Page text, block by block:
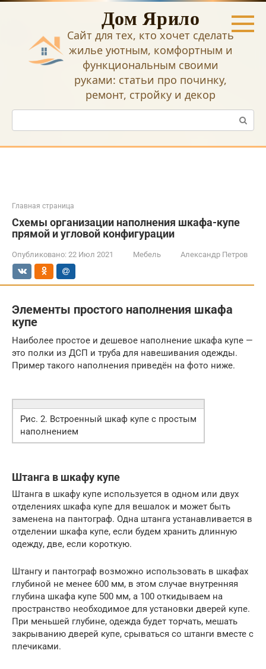
Перейти
Дом Ярило
Сайт для тех, кто хочет сделать
жилье уютным, комфортным и
функциональным своими
руками: статьи про починку,
ремонт, стройку и декор
Поиск:
Главная страница
Схемы организации наполнения шкафа-купе
прямой и угловой конфигурации
Опубликовано: 22 Июл 2021 Мебель Александр Петров
Элементы простого наполнения шкафа
купе
Наиболее простое и дешевое наполнение шкафа купе —
это полки из ДСП и труба для навешивания одежды.
Пример такого наполнения приведён на фото ниже.
Рис. 2. Встроенный шкаф купе с простым
наполнением
Штанга в шкафу купе
Штанга в шкафу купе используется в одном или двух
отделениях шкафа купе для вешалок и может быть
заменена на пантограф. Одна штанга устанавливается в
отделении шкафа купе, если будем хранить длинную
одежду, две, если короткую.
Штангу и пантограф возможно использовать в шкафах
глубиной не менее 600 мм, в этом случае внутренняя
глубина шкафа купе 500 мм, а 100 откидываем на
пространство необходимое для установки дверей купе.
При меньшей глубине, одежда будет торчать, мешать
закрыванию дверей купе, срываться со штанги вместе с
плечиками.